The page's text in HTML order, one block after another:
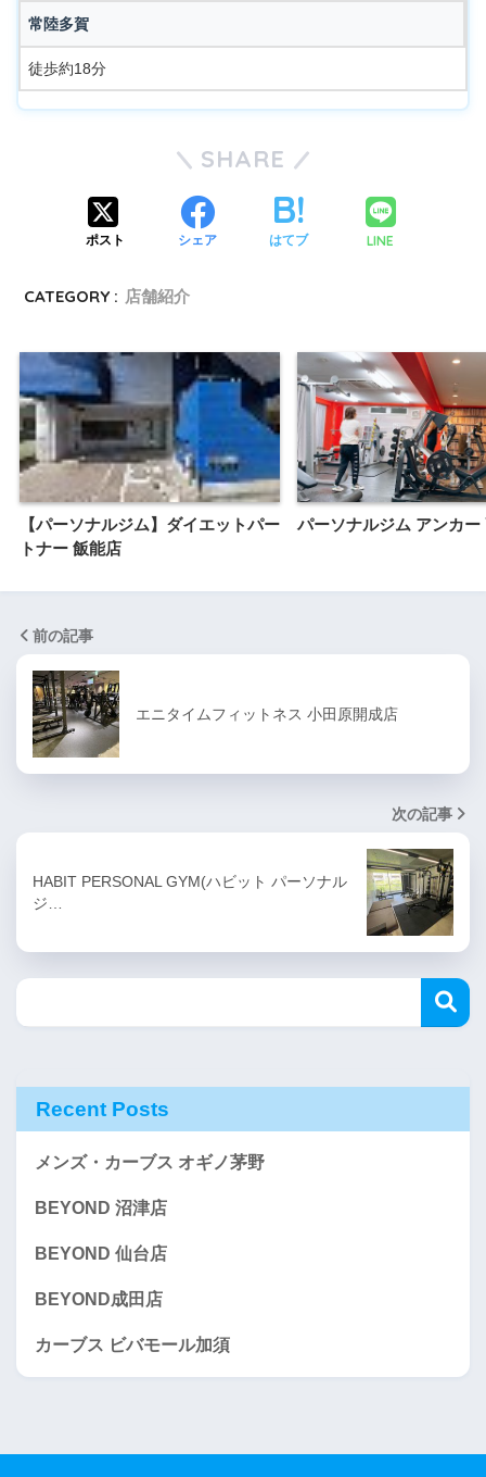
常陸多賀
徒歩約18分
SHARE
ポスト シェア はてブ LINE
CATEGORY : 店舗紹介
【パーソナルジム】ダイエットパー
トナー 飯能店
パーソナルジム アンカー
前の記事
エニタイムフィットネス 小田原開成店
次の記事
HABIT PERSONAL GYM(ハビット パーソナル
ジ…
Recent Posts
メンズ・カーブス オギノ茅野
BEYOND 沼津店
BEYOND 仙台店
BEYOND成田店
カーブス ビバモール加須